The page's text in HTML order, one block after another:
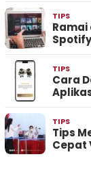
TIPS
Ramai
TIPS
Cara
TIPS
Tips
Cepat